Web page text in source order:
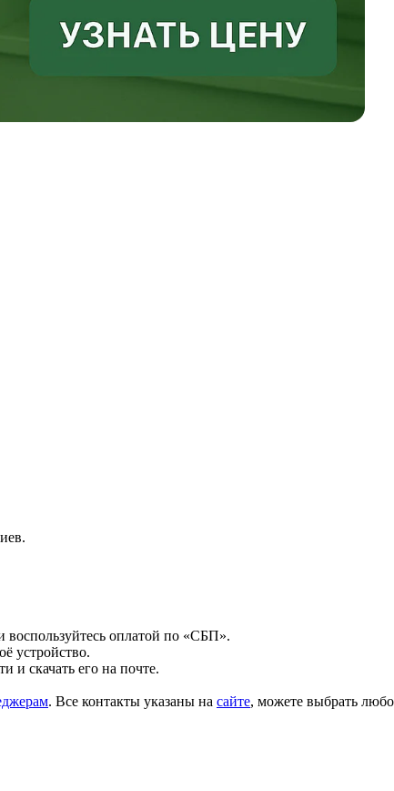
оплатой по «СБП».
устройство.
и скачать его на почте.
. Все контакты указаны на сайте, можете выбрать